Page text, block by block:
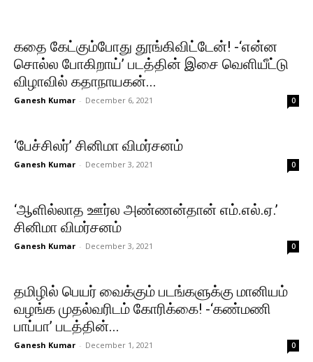
கதை கேட்கும்போது தூங்கிவிட்டேன்! -‘என்ன
சொல்ல போகிறாய்’ படத்தின் இசை வெளியீட்டு
விழாவில் கதாநாயகன்...
Ganesh Kumar - December 6, 2021 0
‘பேச்சிலர்’ சினிமா விமர்சனம்
Ganesh Kumar - December 3, 2021 0
‘ஆளில்லாத ஊர்ல அண்ணன்தான் எம்.எல்.ஏ.’
சினிமா விமர்சனம்
Ganesh Kumar - December 3, 2021 0
தமிழில் பெயர் வைக்கும் படங்களுக்கு மானியம்
வழங்க முதல்வரிடம் கோரிக்கை! -‘கண்மணி
பாப்பா’ படத்தின்...
Ganesh Kumar - December 1, 2021 0